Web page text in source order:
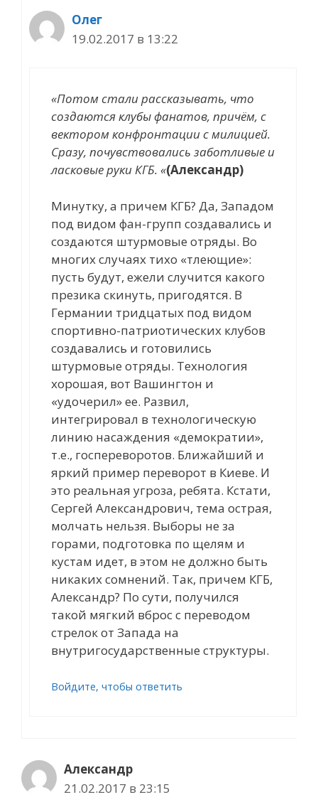
Олег
19.02.2017 в 13:22
«Потом стали рассказывать, что
создаются клубы фанатов, причём, с
вектором конфронтации с милицией.
Сразу, почувствовались заботливые и
ласковые руки КГБ. «(Александр)
Минутку, а причем КГБ? Да, Западом
под видом фан-групп создавались и
создаются штурмовые отряды. Во
многих случаях тихо «тлеющие»:
пусть будут, ежели случится какого
презика скинуть, пригодятся. В
Германии тридцатых под видом
спортивно-патриотических клубов
создавались и готовились
штурмовые отряды. Технология
хорошая, вот Вашингтон и
«удочерил» ее. Развил,
интегрировал в технологическую
линию насаждения «демократии»,
т.е., госпереворотов. Ближайший и
яркий пример переворот в Киеве. И
это реальная угроза, ребята. Кстати,
Сергей Александрович, тема острая,
молчать нельзя. Выборы не за
горами, подготовка по щелям и
кустам идет, в этом не должно быть
никаких сомнений. Так, причем КГБ,
Александр? По сути, получился
такой мягкий вброс с переводом
стрелок от Запада на
внутригосударственные структуры.
Войдите, чтобы ответить
Александр
21.02.2017 в 23:15